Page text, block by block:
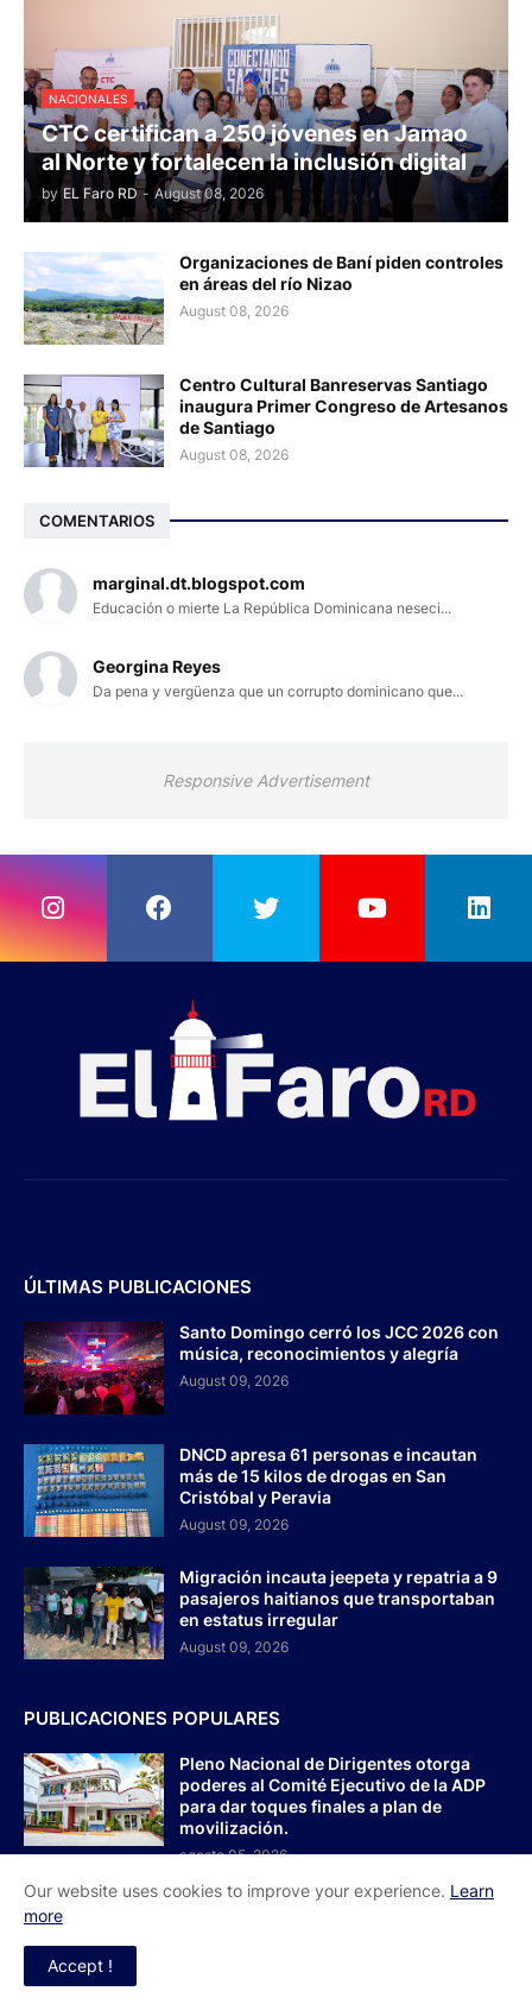
NACIONALES
CTC certifican a 250 jóvenes en Jamao
al Norte y fortalecen la inclusión digital
by EL Faro RD - August 08, 2026
Organizaciones de Baní piden controles
en áreas del río Nizao
August 08, 2026
Centro Cultural Banreservas Santiago
inaugura Primer Congreso de Artesanos
de Santiago
August 08, 2026
COMENTARIOS
marginal.dt.blogspot.com
Educación o mierte La República Dominicana neseci...
Georgina Reyes
Da pena y vergüenza que un corrupto dominicano que...
Responsive Advertisement
ÚLTIMAS PUBLICACIONES
Santo Domingo cerró los JCC 2026 con
música, reconocimientos y alegría
August 09, 2026
DNCD apresa 61 personas e incautan
más de 15 kilos de drogas en San
Cristóbal y Peravia
August 09, 2026
Migración incauta jeepeta y repatria a 9
pasajeros haitianos que transportaban
en estatus irregular
August 09, 2026
PUBLICACIONES POPULARES
Pleno Nacional de Dirigentes otorga
poderes al Comité Ejecutivo de la ADP
para dar toques finales a plan de
movilización.
agosto 05, 2026
Dr. Cruz Jiminián recibe primera
Our website uses cookies to improve your experience. Learn
more
Accept !